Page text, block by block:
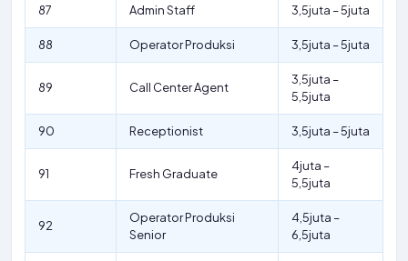
87 Admin Staff 3,5juta – 5juta
88 Operator Produksi 3,5juta – 5juta
89 Call Center Agent
3,5juta –
5,5juta
90 Receptionist 3,5juta – 5juta
91 Fresh Graduate
4juta –
5,5juta
92
Operator Produksi
Senior
4,5juta –
6,5juta